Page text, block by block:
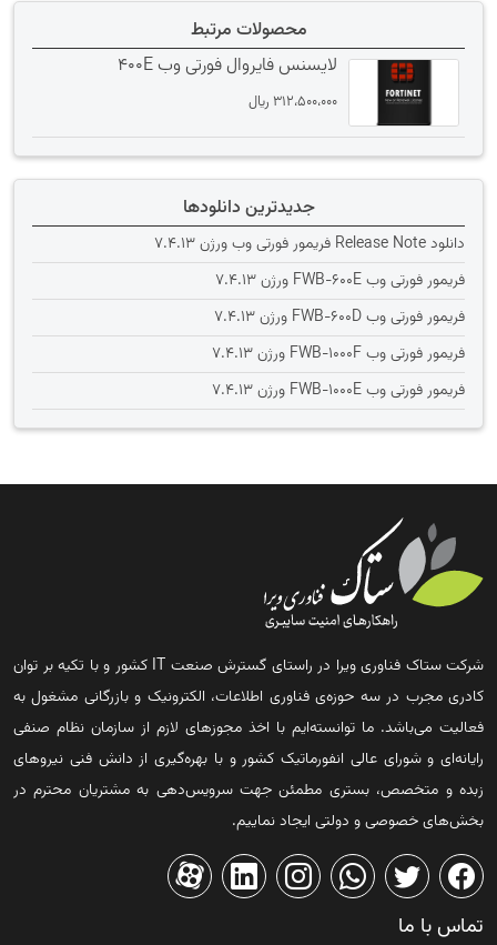
محصولات مرتبط
لایسنس فایروال فورتی وب 400E
312،500،000 ﷼
جدیدترین دانلودها
دانلود Release Note فریمور فورتی وب ورژن 7.4.13
فریمور فورتی وب FWB-600E ورژن 7.4.13
فریمور فورتی وب FWB-600D ورژن 7.4.13
فریمور فورتی وب FWB-1000F ورژن 7.4.13
فریمور فورتی وب FWB-1000E ورژن 7.4.13
شرکت ستاک فناوری ویرا در راستای گسترش صنعت IT کشور و با تکیه بر توان
کادری مجرب در سه حوزه‌ی فناوری اطلاعات، الکترونیک و بازرگانی مشغول به
فعالیت می‌باشد. ما توانسته‌ایم با اخذ مجوزهای لازم از سازمان نظام صنفی
رایانه‌ای و شورای عالی انفورماتیک کشور و با بهره‌گیری از دانش فنی نیروهای
زبده و متخصص، بستری مطمئن جهت سرویس‌دهی به مشتریان محترم در
بخش‌های خصوصی و دولتی ایجاد نماییم.
تماس با ما